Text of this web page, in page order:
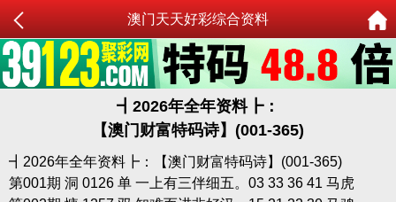
澳门天天好彩综合资料
┫ 2026年全年资料┣：
【澳门财富特码诗】(001-365)
┫2026年全年资料┣：【澳门财富特码诗】(001-365)
第001期 洞 0126 单 一上有三伴细五。03 33 36 41 马虎